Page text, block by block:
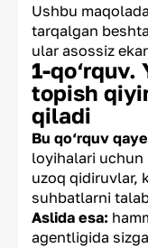
Ushbu
tarqalgan
ular asossiz
1-
topish
qiladi
Bu qo‘rquv
loyihalari
uzoq qidiruvlar,
suhbatlarni
Aslida esa:
agentligida